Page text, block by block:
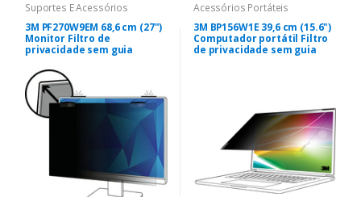
Suportes E Acessórios
3M PF270W9EM 68,6 cm (27")
Monitor Filtro de
privacidade sem guia
Acessórios Portáteis
3M BP156W1E 39,6 cm (15.6")
Computador portátil Filtro
de privacidade sem guia